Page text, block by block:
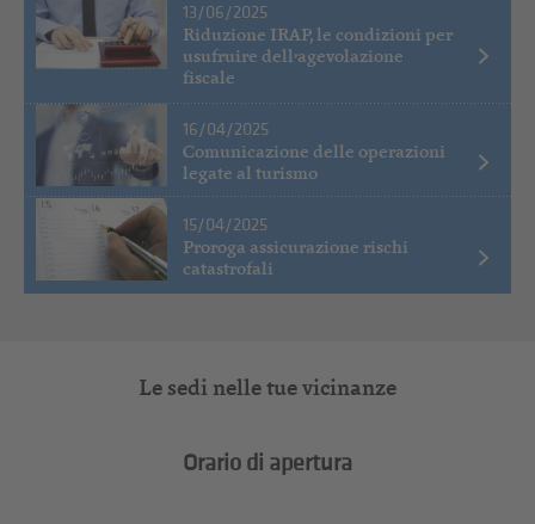
13/06/2025
Riduzione IRAP, le condizioni per
usufruire dell’agevolazione
fiscale
16/04/2025
Comunicazione delle operazioni
legate al turismo
15/04/2025
Proroga assicurazione rischi
catastrofali
Le sedi nelle tue vicinanze
Orario di apertura